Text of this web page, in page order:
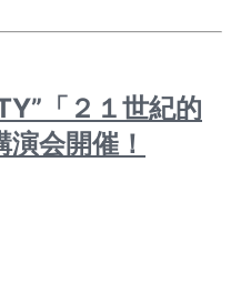
「２１世紀的
会開催！